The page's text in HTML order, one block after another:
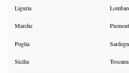
Liguria
Marche
Puglia
Sicilia Toscana